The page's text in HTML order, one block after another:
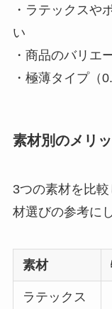
・ラテックスや
い
・商品のバリエ
・極薄タイプ（
素材別のメリ
3つの素材を比
材選びの参考に
素材
ラテックス